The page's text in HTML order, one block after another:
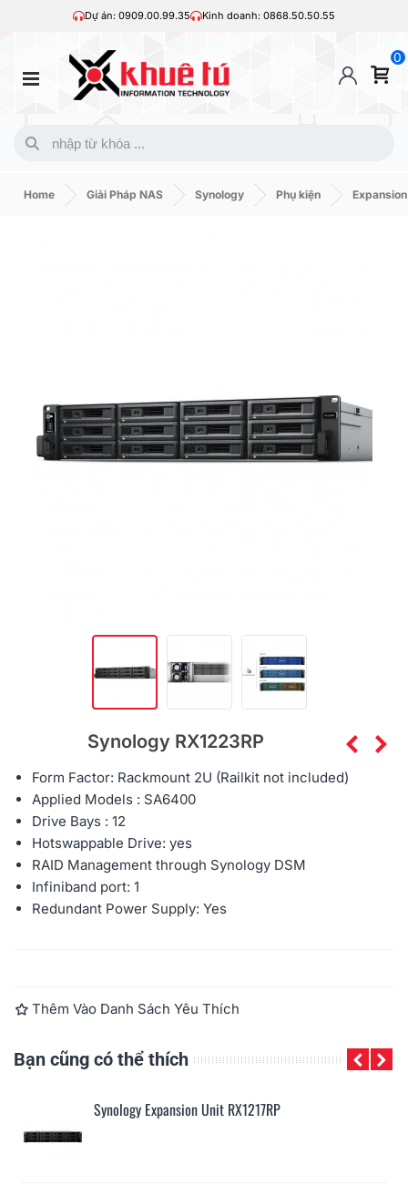
Dự án: 0909.00.99.35 Kinh doanh: 0868.50.50.55
0
Home Giải Pháp NAS Synology Phụ kiện Expansion
Synology RX1223RP
Form Factor: Rackmount 2U (Railkit not included)
Applied Models : SA6400
Drive Bays : 12
Hotswappable Drive: yes
RAID Management through Synology DSM
Infiniband port: 1
Redundant Power Supply: Yes
Thêm Vào Danh Sách Yêu Thích
Bạn cũng có thể thích
Synology Expansion Unit RX1217RP